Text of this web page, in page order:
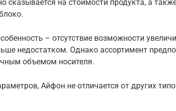
сказывается на стоимости продукта, а
– отсутствие возможности
недостатком. Однако ассортимент
объемом носителя.
Айфон не отличается от других